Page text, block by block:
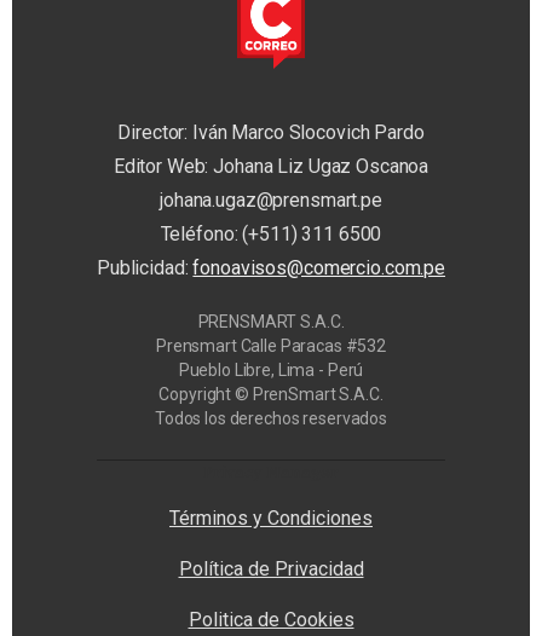
Director: Iván Marco Slocovich Pardo
Editor Web: Johana Liz Ugaz Oscanoa
johana.ugaz@prensmart.pe
Teléfono: (+511) 311 6500
Publicidad:fonoavisos@comercio.com.pe
PRENSMART S.A.C.
Prensmart Calle Paracas #532
Pueblo Libre, Lima - Perú
Copyright © PrenSmart S.A.C.
Todos los derechos reservados
Términos y Condiciones
Política de Privacidad
Politica de Cookies